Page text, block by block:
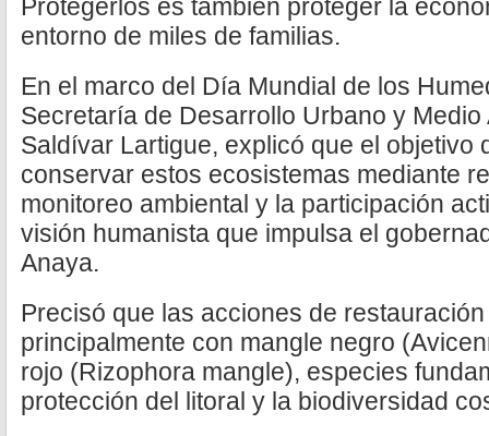
Protegerlos es también proteger la
entorno de miles de familias.
En el marco del Día Mundial de los
Secretaría de Desarrollo Urbano y
Saldívar Lartigue, explicó que el objetivo
conservar estos ecosistemas mediante
monitoreo ambiental y la participación
visión humanista que impulsa el
Anaya.
Precisó que las acciones de
principalmente con mangle negro
rojo (Rizophora mangle), especies
protección del litoral y la biodiversidad